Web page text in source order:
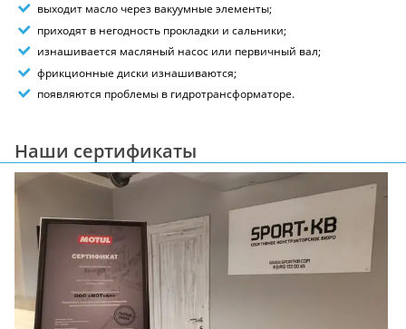
выходит масло через вакуумные элементы;
приходят в негодность прокладки и сальники;
изнашивается масляный насос или первичный вал;
фрикционные диски изнашиваются;
появляются проблемы в гидротрансформаторе.
Наши сертификаты